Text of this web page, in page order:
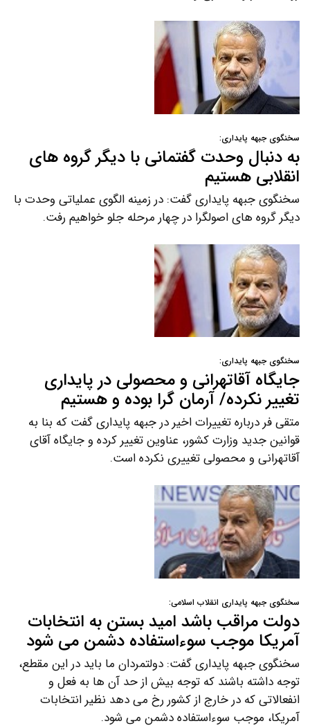
سخنگوی جبهه پایداری:
به دنبال وحدت گفتمانی با دیگر گروه های
انقلابی هستیم
سخنگوی جبهه پایداری گفت: در زمینه الگوی عملیاتی وحدت با
دیگر گروه های اصولگرا در چهار مرحله جلو خواهیم رفت.
سخنگوی جبهه پایداری:
جایگاه آقاتهرانی و محصولی در پایداری
تغییر نکرده/ آرمان گرا بوده و هستیم
متقی فر درباره تغییرات اخیر در جبهه پایداری گفت که بنا به
قوانین جدید وزارت کشور، عناوین تغییر کرده و جایگاه آقای
آقاتهرانی و محصولی تغییری نکرده است.
سخنگوی جبهه پایداری انقلاب اسلامی:
دولت مراقب باشد امید بستن به انتخابات
آمریکا موجب سوءاستفاده دشمن می شود
سخنگوی جبهه پایداری گفت: دولتمردان ما باید در این مقطع،
توجه داشته باشند که توجه بیش از حد آن ها به فعل و
انفعالاتی که در خارج از کشور رخ می دهد نظیر انتخابات
آمریکا، موجب سوءاستفاده دشمن می شود.